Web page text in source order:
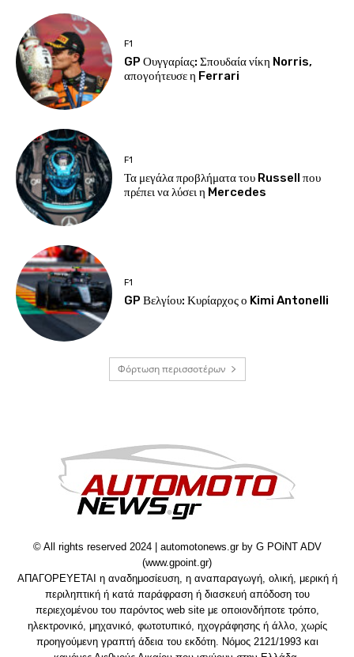
F1
GP Ουγγαρίας: Σπουδαία νίκη Norris,
απογοήτευσε η Ferrari
F1
Τα μεγάλα προβλήματα του Russell που
πρέπει να λύσει η Mercedes
F1
GP Βελγίου: Κυρίαρχος ο Kimi Antonelli
Φόρτωση περισσοτέρων
© All rights reserved 2024 | automotonews.gr by G POiNT ADV
(www.gpoint.gr)
ΑΠΑΓΟΡΕΥΕΤΑΙ η αναδημοσίευση, η αναπαραγωγή, ολική, μερική ή
περιληπτική ή κατά παράφραση ή διασκευή απόδοση του
περιεχομένου του παρόντος web site με οποιονδήποτε τρόπο,
ηλεκτρονικό, μηχανικό, φωτοτυπικό, ηχογράφησης ή άλλο, χωρίς
προηγούμενη γραπτή άδεια του εκδότη. Νόμος 2121/1993 και